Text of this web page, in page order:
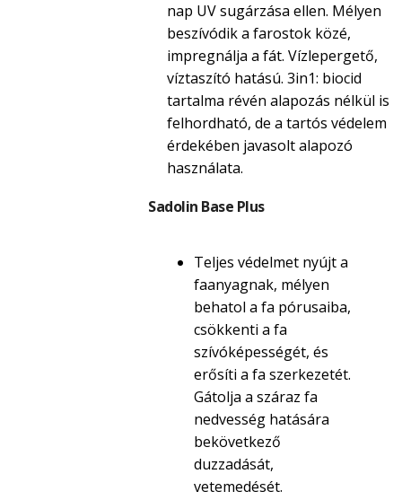
nap UV sugárzása ellen. Mélyen
beszívódik a farostok közé,
impregnálja a fát. Vízlepergető,
víztaszító hatású. 3in1: biocid
tartalma révén alapozás nélkül is
felhordható, de a tartós védelem
érdekében javasolt alapozó
használata.
Sadolin Base Plus
Teljes védelmet nyújt a
faanyagnak, mélyen
behatol a fa pórusaiba,
csökkenti a fa
szívóképességét, és
erősíti a fa szerkezetét.
Gátolja a száraz fa
nedvesség hatására
bekövetkező
duzzadását,
vetemedését.